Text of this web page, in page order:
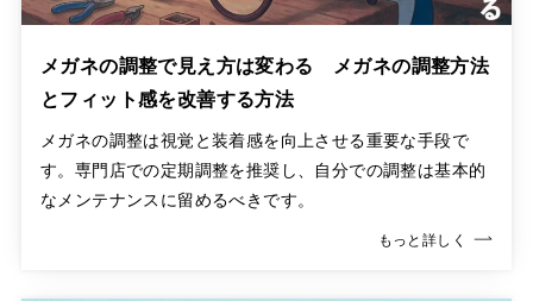
メガネの調整で見え方は変わる メガネの調整方法
とフィット感を改善する方法
メガネの調整は視覚と装着感を向上させる重要な手段で
す。専門店での定期調整を推奨し、自分での調整は基本的
なメンテナンスに留めるべきです。
もっと詳しく